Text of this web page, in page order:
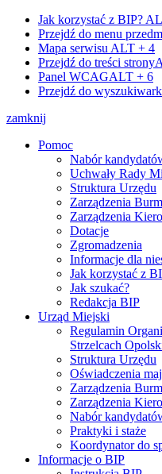
Jak korzystać z BIP?
Przejdź do menu
Mapa serwisu ALT + 4
Przejdź do treści strony
Panel WCAGALT + 6
Przejdź do
zamknij
Pomoc
Nabór
Uchwały Rady
Struktura Urzędu
Zarządzenia
Zarządzenia
Dotacje
Zgromadzenia
Informacje dla
Jak korzystać z
Jak szukać?
Redakcja BIP
Urząd Miejski
Regulamin
Strzelcach
Struktura Urzędu
Oświadczenia
Zarządzenia
Zarządzenia
Nabór
Praktyki i staże
Koordynator do
Informacje o BIP